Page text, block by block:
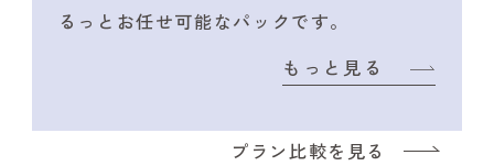
るっとお任せ可能なパックです。
もっと見る
プラン比較を見る